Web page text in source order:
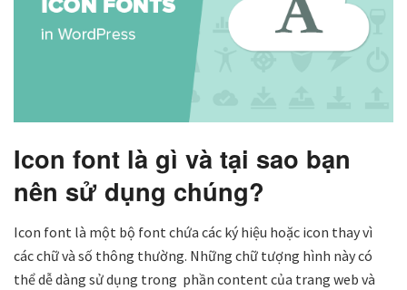
Icon font là gì và tại sao bạn
nên sử dụng chúng?
Icon font là một bộ font chứa các ký hiệu hoặc icon thay vì
các chữ và số thông thường. Những chữ tượng hình này có
thể dễ dàng sử dụng trong phần content của trang web và